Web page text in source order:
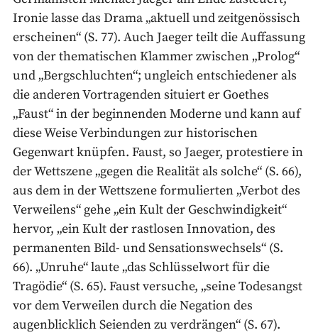
Ironie lasse das Drama „aktuell und zeitgenössisch
erscheinen“ (S. 77). Auch Jaeger teilt die Auffassung
von der thematischen Klammer zwischen „Prolog“
und „Bergschluchten“; ungleich entschiedener als
die anderen Vortragenden situiert er Goethes
„Faust“ in der beginnenden Moderne und kann auf
diese Weise Verbindungen zur historischen
Gegenwart knüpfen. Faust, so Jaeger, protestiere in
der Wettszene „gegen die Realität als solche“ (S. 66),
aus dem in der Wettszene formulierten „Verbot des
Verweilens“ gehe „ein Kult der Geschwindigkeit“
hervor, „ein Kult der rastlosen Innovation, des
permanenten Bild- und Sensationswechsels“ (S.
66). „Unruhe“ laute „das Schlüsselwort für die
Tragödie“ (S. 65). Faust versuche, „seine Todesangst
vor dem Verweilen durch die Negation des
augenblicklich Seienden zu verdrängen“ (S. 67).